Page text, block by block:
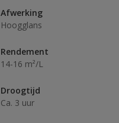
Afwerking
Hoogglans
Rendement
14-16 m²/L
Droogtijd
Ca. 3 uur